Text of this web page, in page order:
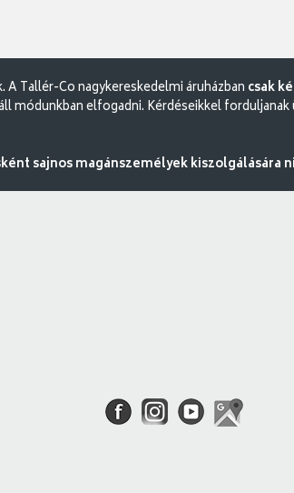
A Tallér-Co nagykereskedelmi áruházban csak
módunkban elfogadni. Kérdéseikkel
sajnos magánszemélyek kiszolgálására